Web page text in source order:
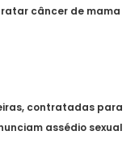
câncer de mama
contratadas para
assédio sexual